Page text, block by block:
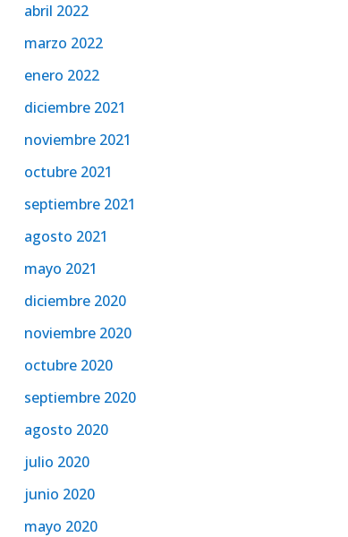
abril 2022
marzo 2022
enero 2022
diciembre 2021
noviembre 2021
octubre 2021
septiembre 2021
agosto 2021
mayo 2021
diciembre 2020
noviembre 2020
octubre 2020
septiembre 2020
agosto 2020
julio 2020
junio 2020
mayo 2020